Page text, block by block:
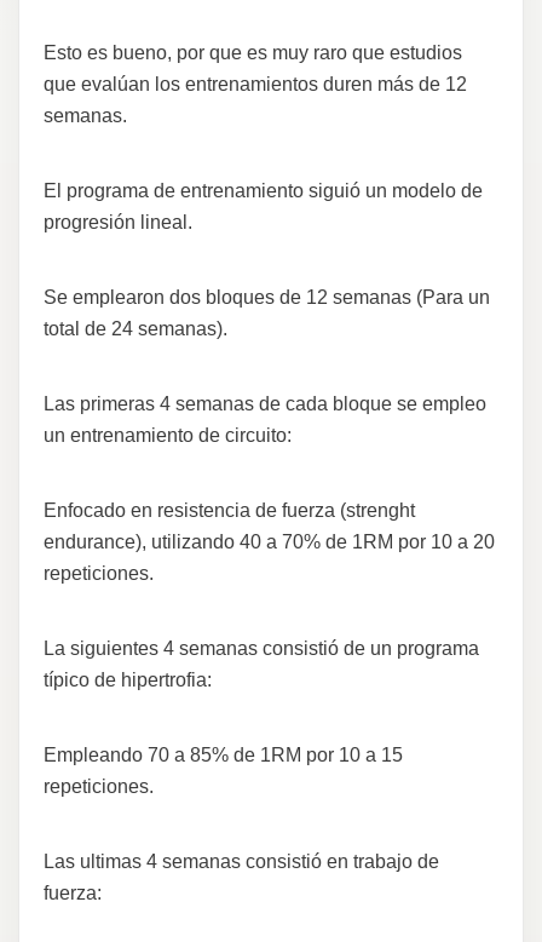
Esto es bueno, por que es muy raro que estudios
que evalúan los entrenamientos duren más de 12
semanas.
El programa de entrenamiento siguió un modelo de
progresión lineal.
Se emplearon dos bloques de 12 semanas (Para un
total de 24 semanas).
Las primeras 4 semanas de cada bloque se empleo
un entrenamiento de circuito:
Enfocado en resistencia de fuerza (strenght
endurance), utilizando 40 a 70% de 1RM por 10 a 20
repeticiones.
La siguientes 4 semanas consistió de un programa
típico de hipertrofia:
Empleando 70 a 85% de 1RM por 10 a 15
repeticiones.
Las ultimas 4 semanas consistió en trabajo de
fuerza: